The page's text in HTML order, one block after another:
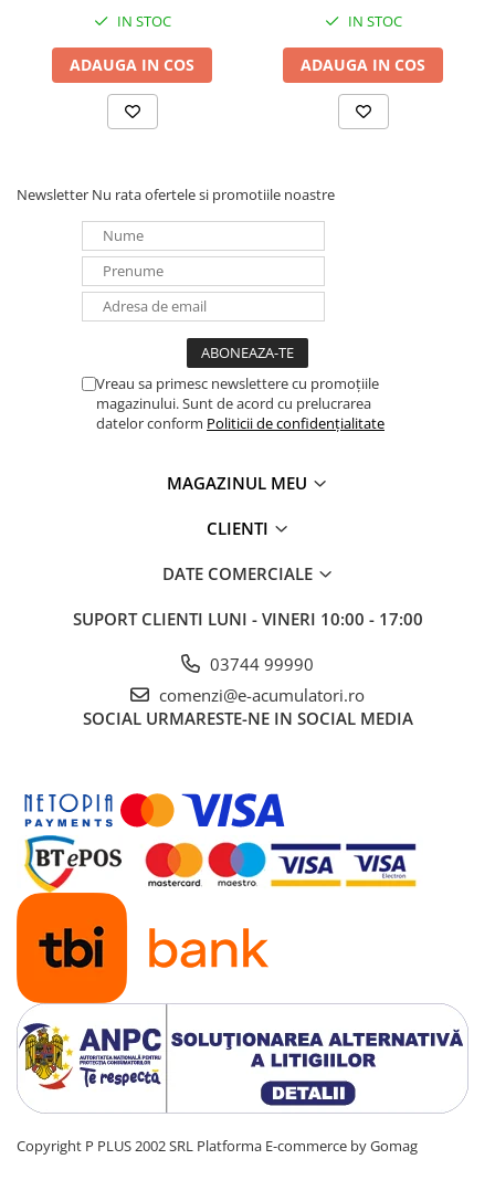
energiei electrice
Cabinete baterii
Acumulatori UPS
Drumetii / Camping
Frigidere portabile
Panouri portabile
Racire/Incalzire
Statii energie portabile
Intrerupatoare si prize
Dulapuri pentru cablare
Lumina (Becuri si Lanterne)
Laptop & PC accesorii, baterii,
cabluri USB, prelungitoare USB
Cablu de date si Adaptoare
Lichidare de stoc
Invertoare
Sisteme de prindere
Statii de incarcare EV
OUTLET
Pompe de caldura
IN STOC
ADAUGA IN COS
IN STOC
ADAUGA IN COS
Newsletter Nu rata ofertele si promotiile noastre
Vreau sa primesc newslettere cu promoțiile
magazinului. Sunt de acord cu prelucrarea
datelor conform Politicii de confidențialitate
MAGAZINUL MEU
CLIENTI
DATE COMERCIALE
SUPORT CLIENTI LUNI - VINERI 10:00 - 17:00
03744 99990
comenzi@e-acumulatori.ro
SOCIAL URMARESTE-NE IN SOCIAL MEDIA
Copyright P PLUS 2002 SRL Platforma E-commerce by Gomag